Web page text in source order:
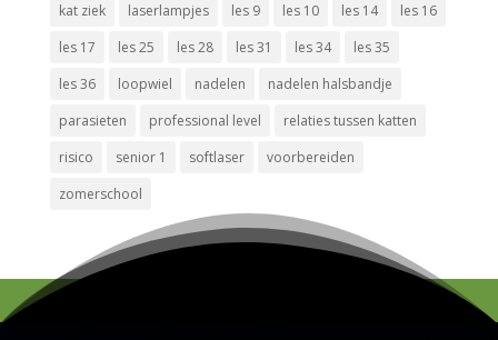
kat ziek
laserlampjes les 9 les 10 les 14
les 16
les 17
les 25 les 28 les 31 les 34
les 35
les 36
loopwiel nadelen
nadelen halsbandje
parasieten
professional level
relaties tussen katten
risico
senior 1 softlaser
voorbereiden
zomerschool